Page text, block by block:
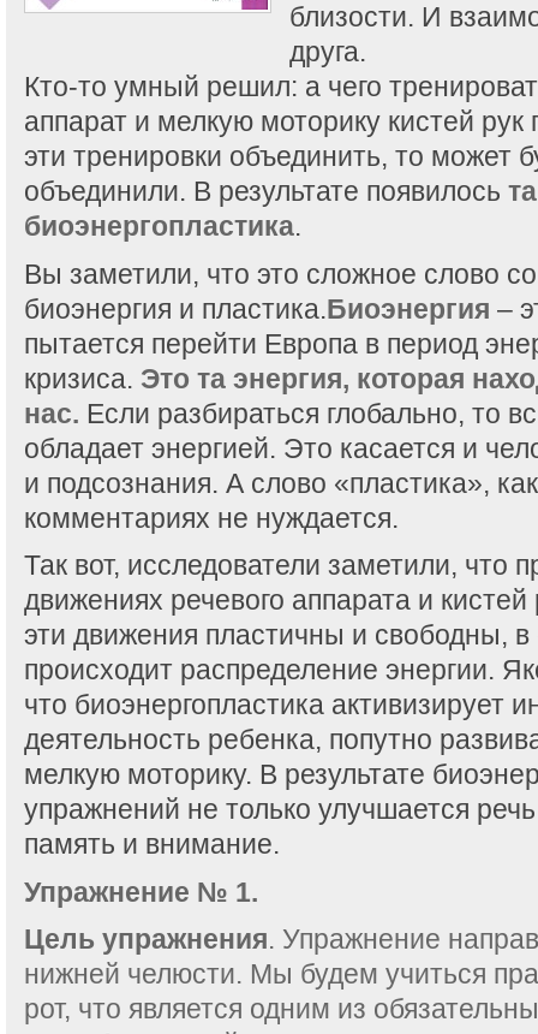
близости. И
друга.
Кто-то умный решил: а чего
аппарат и мелкую моторику кистей рук
эти тренировки объединить, то может
объединили. В результате появилось
биоэнергопластика.
Вы заметили, что это сложное слово
биоэнергия и пластика.Биоэнергия –
пытается перейти Европа в период
кризиса. Это та энергия, которая
нас. Если разбираться глобально, то
обладает энергией. Это касается и
и подсознания. А слово «пластика»,
комментариях не нуждается.
Так вот, исследователи заметили, что
движениях речевого аппарата и
эти движения пластичны и свободны, в
происходит распределение энергии.
что биоэнергопластика активизирует
деятельность ребенка, попутно
мелкую моторику. В результате
упражнений не только улучшается
память и внимание.
Упражнение № 1.
Цель упражнения. Упражнение
нижней челюсти. Мы будем учиться
рот, что является одним из